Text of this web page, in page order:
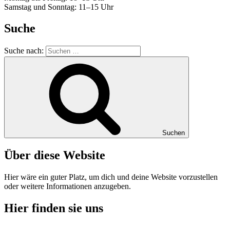
Samstag und Sonntag: 11–15 Uhr
Suche
Suche nach:
Suchen
Über diese Website
Hier wäre ein guter Platz, um dich und deine Website vorzustellen
oder weitere Informationen anzugeben.
Hier finden sie uns